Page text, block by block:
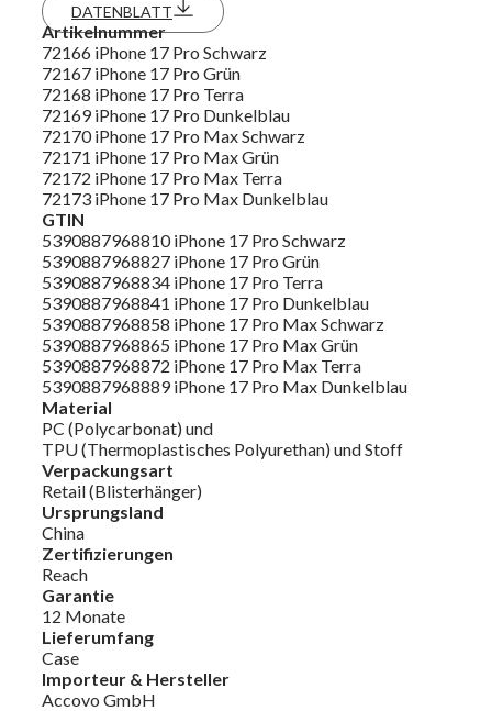
DATENBLATT
Artikelnummer
72166 iPhone 17 Pro Schwarz
72167 iPhone 17 Pro Grün
72168 iPhone 17 Pro Terra
72169 iPhone 17 Pro Dunkelblau
72170 iPhone 17 Pro Max Schwarz
72171 iPhone 17 Pro Max Grün
72172 iPhone 17 Pro Max Terra
72173 iPhone 17 Pro Max Dunkelblau
GTIN
5390887968810 iPhone 17 Pro Schwarz
5390887968827 iPhone 17 Pro Grün
5390887968834 iPhone 17 Pro Terra
5390887968841 iPhone 17 Pro Dunkelblau
5390887968858 iPhone 17 Pro Max Schwarz
5390887968865 iPhone 17 Pro Max Grün
5390887968872 iPhone 17 Pro Max Terra
5390887968889 iPhone 17 Pro Max Dunkelblau
Material
PC (Polycarbonat) und
TPU (Thermoplastisches Polyurethan) und Stoff
Verpackungsart
Retail (Blisterhänger)
Ursprungsland
China
Zertifizierungen
Reach
Garantie
12 Monate
Lieferumfang
Case
Importeur & Hersteller
Accovo GmbH